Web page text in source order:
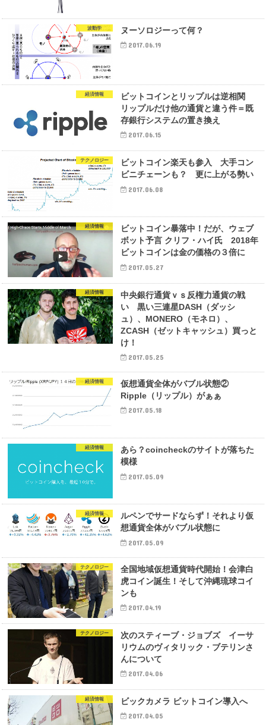
波動学 ヌーソロジーって何？
2017.06.19
経済情報
ビットコインとリップルは逆相関
リップルだけ他の通貨と違う件＝既
存銀行システムの置き換え
2017.06.15
テクノロジー
ビットコイン楽天も参入 大手コン
ビニチェーンも？ 更に上がる勢い
2017.06.08
経済情報
ビットコイン暴落中！だが、ウェブ
ボット予言 クリフ・ハイ氏 2018年
ビットコインは金の価格の３倍に
2017.05.27
経済情報
中央銀行通貨ｖｓ反権力通貨の戦
い 黒い三連星DASH（ダッシ
ュ）、MONERO（モネロ）、
ZCASH（ゼットキャッシュ）買っと
け！
2017.05.25
経済情報
仮想通貨全体がバブル状態②
Ripple（リップル）がぁぁ
2017.05.18
経済情報
あら？coincheckのサイトが落ちた
模様
2017.05.09
経済情報
ルペンでサードならず！それより仮
想通貨全体がバブル状態に
2017.05.09
テクノロジー
全国地域仮想通貨時代開始！会津白
虎コイン誕生！そして沖縄琉球コイ
ンも
2017.04.19
テクノロジー
次のスティーブ・ジョブズ イーサ
リウムのヴィタリック・ブテリンさ
んについて
2017.04.06
経済情報 ビックカメラ ビットコイン導入へ
2017.04.05